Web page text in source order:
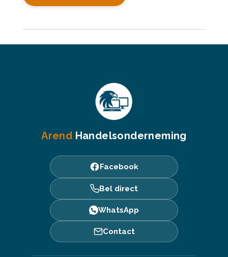
Arend Handelsonderneming
Facebook
Bel direct
WhatsApp
Contact